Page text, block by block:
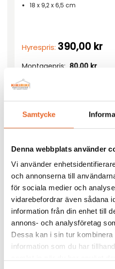
Samtycke
Denna webbplats använder
Vi använder
och annonserna till
för sociala medier och
vidarebefordrar även sådana
information från din enhet till
annons- och analysföretag
Dessa kan i sin tur
information som du har
18 x 9,2 x 6,5 cm
Hyrespris: 390,00 kr
Montagepris: 80,00 kr
Dimmer 1380 watt mängd
Lägg till i
Andra köpte även
Bildgalleri för